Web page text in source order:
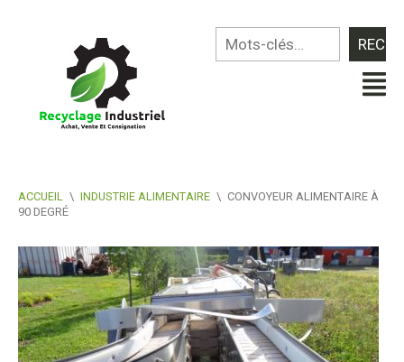
ACCUEIL \ INDUSTRIE ALIMENTAIRE \ CONVOYEUR ALIMENTAIRE À
90 DEGRÉ